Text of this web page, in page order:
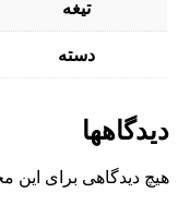
تیغه
دسته
دیدگاهها
هیچ دیدگاهی برای